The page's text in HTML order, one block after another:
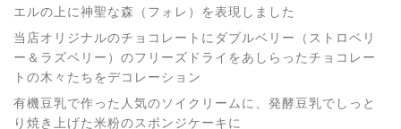
エルの上に神聖な森（フォレ）を表現しました
当店オリジナルのチョコレートにダブルベリー（ストロベリ
ー＆ラズベリー）のフリーズドライをあしらったチョコレー
トの木々たちをデコレーション
有機豆乳で作った人気のソイクリームに、発酵豆乳でしっと
り焼き上げた米粉のスポンジケーキに